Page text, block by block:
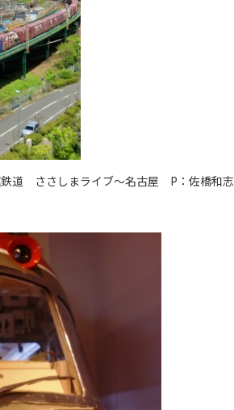
道 ささしまライブ〜名古屋 P：佐橋和志